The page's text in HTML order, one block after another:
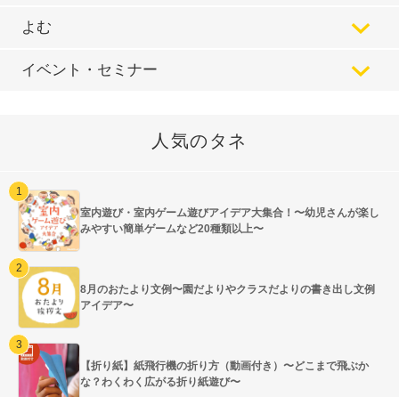
よむ
イベント・セミナー
人気のタネ
室内遊び・室内ゲーム遊びアイデア大集合！〜幼児さんが楽し
みやすい簡単ゲームなど20種類以上〜
8月のおたより文例〜園だよりやクラスだよりの書き出し文例
アイデア〜
【折り紙】紙飛行機の折り方（動画付き）〜どこまで飛ぶか
な？わくわく広がる折り紙遊び〜